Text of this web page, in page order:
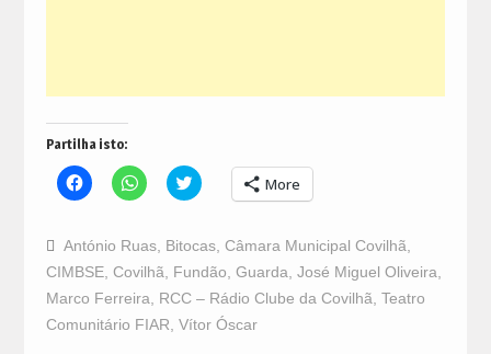
Partilha isto:
Click
to
Facebook
(Opens
in
new
window)
Click
to
WhatsApp
(Opens
in
new
window)
Click
to
Twitter
(Opens
in
new
window)
More
António Ruas, Bitocas, Câmara Municipal Covilhã
CIMBSE, Covilhã Fundão Guarda José Miguel Oliveira
Marco Ferreira
RCC – Rádio Clube da Covilhã Teatro
Comunitário FIAR Vítor Óscar